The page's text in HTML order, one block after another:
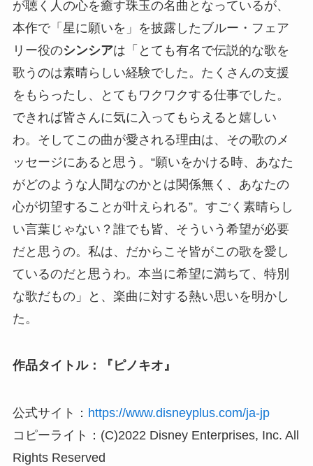
が聴く人の心を癒す珠玉の名曲となっているが、
本作で「星に願いを」を披露したブルー・フェア
リー役のシンシアは「とても有名で伝説的な歌を
歌うのは素晴らしい経験でした。たくさんの支援
をもらったし、とてもワクワクする仕事でした。
できれば皆さんに気に入ってもらえると嬉しい
わ。そしてこの曲が愛される理由は、その歌のメ
ッセージにあると思う。“願いをかける時、あなた
がどのような人間なのかとは関係無く、あなたの
心が切望することが叶えられる”。すごく素晴らし
い言葉じゃない？誰でも皆、そういう希望が必要
だと思うの。私は、だからこそ皆がこの歌を愛し
ているのだと思うわ。本当に希望に満ちて、特別
な歌だもの」と、楽曲に対する熱い思いを明かし
た。
作品タイトル：『ピノキオ』
公式サイト： https://www.disneyplus.com/ja-jp
コピーライト：(C)2022 Disney Enterprises, Inc. All
Rights Reserved